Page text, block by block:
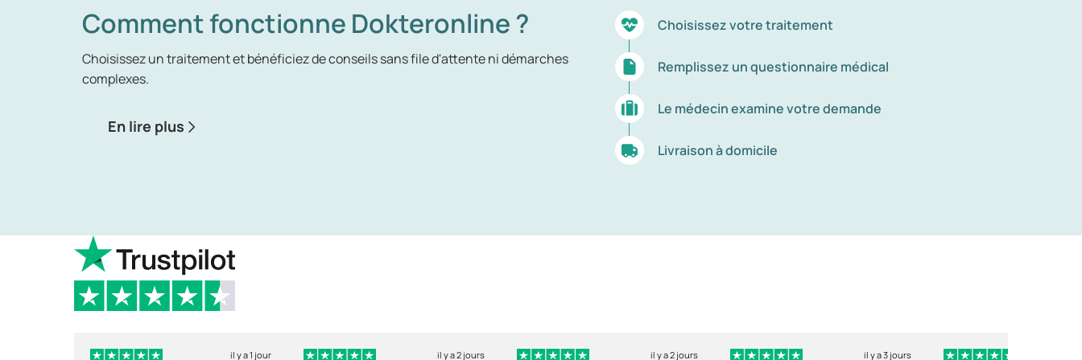
Comment fonctionne Dokteronline ?
Choisissez un traitement et bénéficiez de conseils sans file d'attente ni démarches
complexes.
En lire plus
Choisissez votre traitement
Remplissez un questionnaire médical
Le médecin examine votre demande
Livraison à domicile
il y a 1 jour il y a 2 jours il y a 2 jours il y a 3 jours